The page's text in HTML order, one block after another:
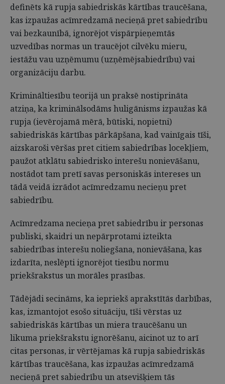
definēts kā rupja sabiedriskās kārtības traucēšana,
kas izpaužas acīmredzamā necieņā pret sabiedrību
vai bezkaunībā, ignorējot vispārpieņemtās
uzvedības normas un traucējot cilvēku mieru,
iestāžu vau uzņēmumu (uzņēmējsabiedrību) vai
organizāciju darbu.
Krimināltiesību teorijā un praksē nostiprināta
atziņa, ka kriminālsodāms huligānisms izpaužas kā
rupja (ievērojamā mērā, būtiski, nopietni)
sabiedriskās kārtības pārkāpšana, kad vainīgais tīši,
aizskaroši vēršas pret citiem sabiedrības locekļiem,
paužot atklātu sabiedrisko interešu nonievāšanu,
nostādot tam pretī savas personiskās intereses un
tādā veidā izrādot acīmredzamu necieņu pret
sabiedrību.
Acīmredzama necieņa pret sabiedrību ir personas
publiski, skaidri un nepārprotami izteikta
sabiedrības interešu noliegšana, nonievāšana, kas
izdarīta, neslēpti ignorējot tiesību normu
priekšrakstus un morāles prasības.
Tādējādi secināms, ka iepriekš aprakstītās darbības,
kas, izmantojot esošo situāciju, tīši vērstas uz
sabiedriskās kārtības un miera traucēšanu un
likuma priekšrakstu ignorēšanu, aicinot uz to arī
citas personas, ir vērtējamas kā rupja sabiedriskās
kārtības traucēšana, kas izpaužas acīmredzamā
necieņā pret sabiedrību un atsevišķiem tās